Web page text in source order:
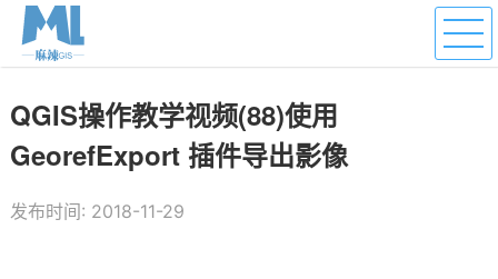
QGIS操作教学视频(88)使用
GeorefExport 插件导出影像
发布时间: 2018-11-29